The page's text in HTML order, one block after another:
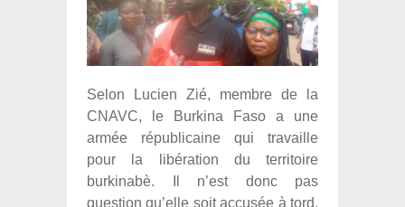
Selon Lucien Zié, membre de la
CNAVC, le Burkina Faso a une
armée républicaine qui travaille
pour la libération du territoire
burkinabè. Il n’est donc pas
question qu’elle soit accusée à tord.